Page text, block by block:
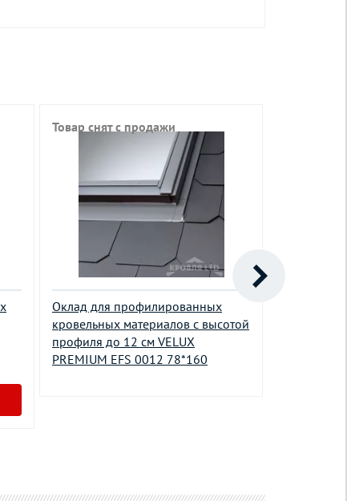
Оклад для профилированных
кровельных материалов с высотой
профиля до 12 см VELUX
PREMIUM EFS 0012 78*160
Товар снят с продажи